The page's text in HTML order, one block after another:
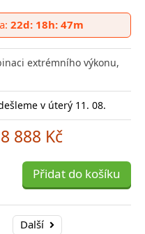
do
22d: 18h: 47m
extrémního výkonu,
v úterý 11. 08.
888 Kč
Přidat do košíku
Další